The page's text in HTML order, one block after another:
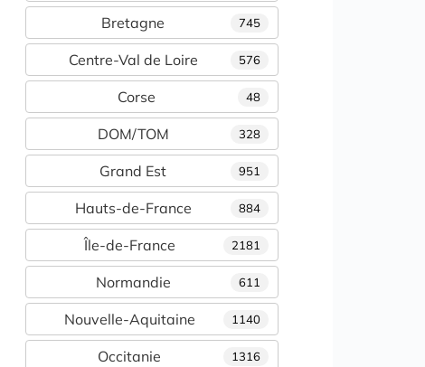
745
Bretagne
576
Centre-Val de Loire
48
Corse
328
DOM/TOM
951
Grand Est
884
Hauts-de-France
2181
Île-de-France
611
Normandie
1140
Nouvelle-Aquitaine
1316
Occitanie